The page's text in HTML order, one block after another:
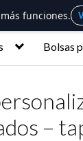
Bolsas
–
funciones.